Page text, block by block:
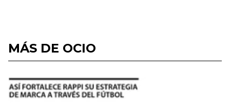
MÁS DE OCIO